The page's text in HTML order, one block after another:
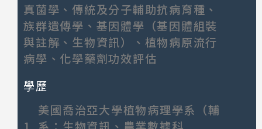
真菌學、傳統及分子輔助抗病育種、
族群遺傳學、基因體學（基因體組裝
與註解、生物資訊）、植物病原流行
病學、化學藥劑功效評估
學歷
美國喬治亞大學植物病理學系（輔